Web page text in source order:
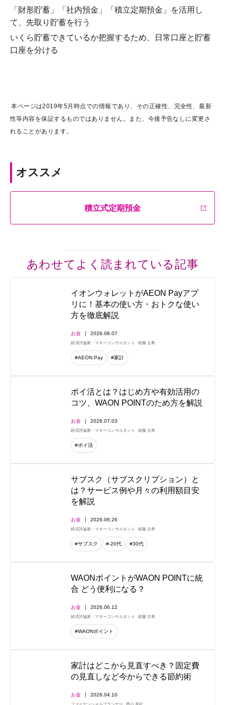
「財形貯蓄」「社内預金」「積立定期預金」を活用し
て、先取り貯蓄を行う
いくら貯蓄できているか把握するため、日常口座と貯蓄
口座を分ける
本ページは2019年5月時点での情報であり、その正確性、完全性、最新
性等内容を保証するものではありません。また、今後予告なしに変更さ
れることがあります。
オススメ
積立式定期預金
あわせてよく読まれている記事
イオンウォレットがAEON Payアプ
リに！基本の使い方・おトクな使い
方を徹底解説
お金 2026.08.07
経済評論家・マネーコンサルタント 頼藤 太希
#AEON Pay #家計
ポイ活とは？はじめ方や有効活用の
コツ、WAON POINTのため方を解説
お金 2026.07.03
経済評論家・マネーコンサルタント 頼藤 太希
#ポイ活
サブスク（サブスクリプション）と
は？サービス例や月々の利用額目安
を解説
お金 2026.06.26
経済評論家・マネーコンサルタント 頼藤 太希
#サブスク #-20代 #30代
WAONポイントがWAON POINTに統
合 どう便利になる？
お金 2026.06.12
経済評論家・マネーコンサルタント 頼藤 太希
#WAONポイント
家計はどこから見直すべき？固定費
の見直しなど今からできる節約術
お金 2026.04.10
ファイナンシャルプランナー 西山 美紀